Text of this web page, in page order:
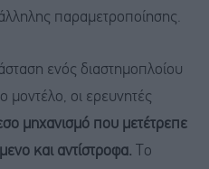
παραμετροποίησης.
ενός διαστημοπλοίου
οι ερευνητές
μηχανισμό που μετέτρεπε
και αντίστροφα. Το